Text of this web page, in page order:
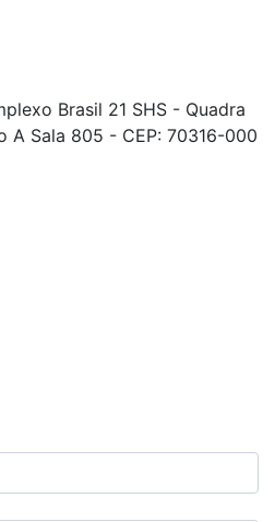
Brasil 21 SHS - Quadra
A Sala 805 - CEP: 70316-000